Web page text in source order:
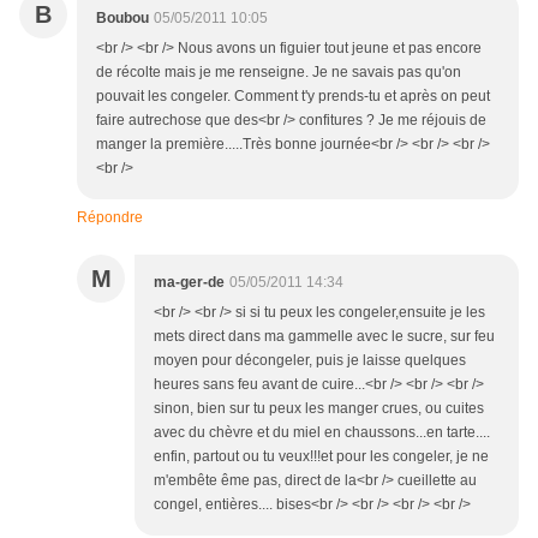
B Boubou 05/05/2011 10:05
<br /> <br /> Nous avons un figuier tout jeune et pas encore
de récolte mais je me renseigne. Je ne savais pas qu'on
pouvait les congeler. Comment t'y prends-tu et après on peut
faire autrechose que des<br /> confitures ? Je me réjouis de
manger la première.....Très bonne journée<br /> <br /> <br />
<br />
Répondre
M ma-ger-de 05/05/2011 14:34
<br /> <br /> si si tu peux les congeler,ensuite je les
mets direct dans ma gammelle avec le sucre, sur feu
moyen pour décongeler, puis je laisse quelques
heures sans feu avant de cuire...<br /> <br /> <br />
sinon, bien sur tu peux les manger crues, ou cuites
avec du chèvre et du miel en chaussons...en tarte....
enfin, partout ou tu veux!!!et pour les congeler, je ne
m'embête ême pas, direct de la<br /> cueillette au
congel, entières.... bises<br /> <br /> <br /> <br />